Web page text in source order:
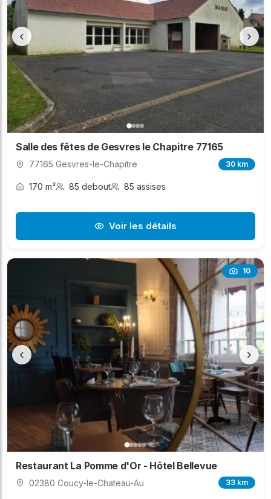
‹ ›
Salle des fêtes de Gesvres le Chapitre 77165
77165 Gesvres-le-Chapitre 30 km
170 m² 85 debout 85 assises
Voir les détails
10
‹ ›
Restaurant La Pomme d'Or - Hôtel Bellevue
02380 Coucy-le-Chateau-Au 33 km